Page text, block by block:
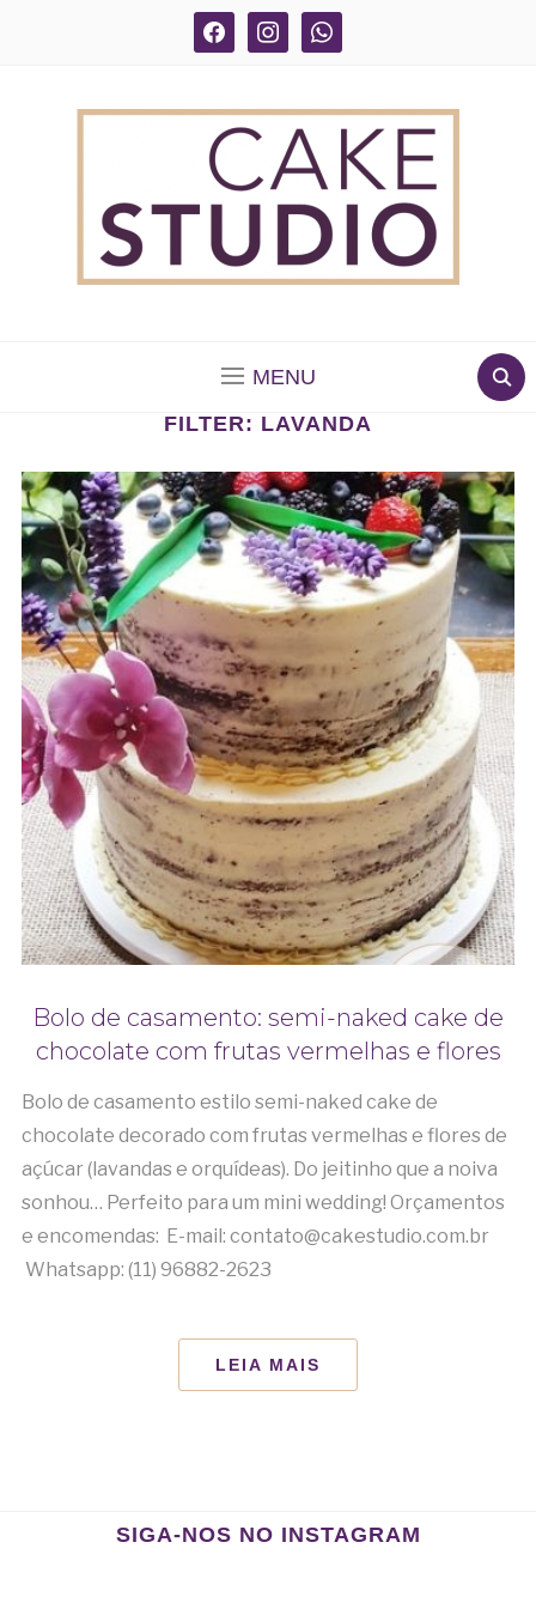
facebook instagram whatsapp
MENU
FILTER: LAVANDA
Bolo de casamento: semi-naked cake de
chocolate com frutas vermelhas e flores
Bolo de casamento estilo semi-naked cake de
chocolate decorado com frutas vermelhas e flores de
açúcar (lavandas e orquídeas). Do jeitinho que a noiva
sonhou… Perfeito para um mini wedding! Orçamentos
e encomendas: E-mail: contato@cakestudio.com.br
Whatsapp: (11) 96882-2623
LEIA MAIS
SIGA-NOS NO INSTAGRAM